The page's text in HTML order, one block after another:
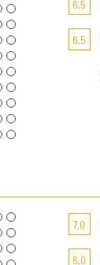
6,5
6,5
7,0
6,0